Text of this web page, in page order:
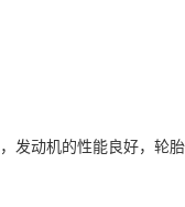
发动机的性能良好，轮